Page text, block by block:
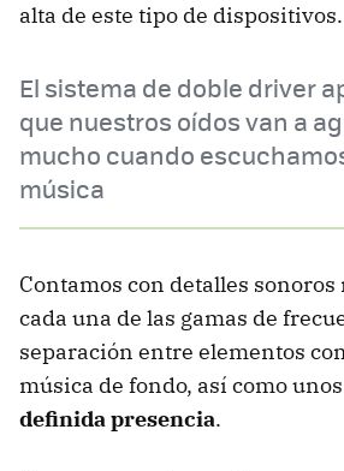
alta de este tipo de dispositivos.
El sistema de doble driver
que nuestros oídos van a
mucho cuando
música
Contamos con detalles
cada una de las gamas de
separación entre elementos
música de fondo, así como unos
definida presencia.